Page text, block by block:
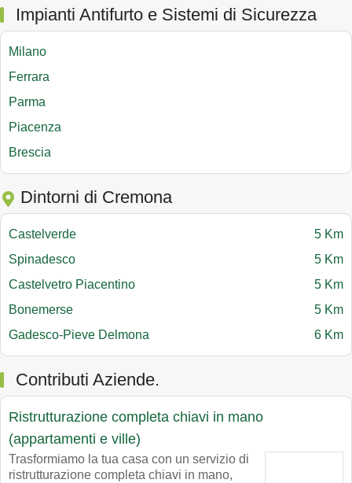
Impianti Antifurto e Sistemi di Sicurezza
Milano
Ferrara
Parma
Piacenza
Brescia
Dintorni di Cremona
Castelverde
5 Km
Spinadesco
5 Km
Castelvetro Piacentino
5 Km
Bonemerse
5 Km
Gadesco-Pieve Delmona
6 Km
Contributi Aziende.
Ristrutturazione completa chiavi in mano
(appartamenti e ville)
Trasformiamo la tua casa con un servizio di
ristrutturazione completa chiavi in mano,